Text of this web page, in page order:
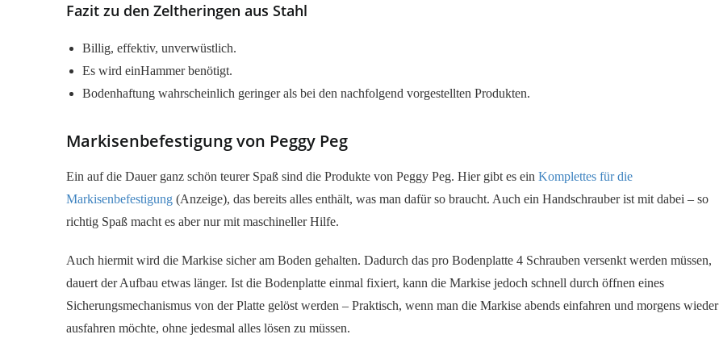
Fazit zu den Zeltheringen aus Stahl
Billig, effektiv, unverwüstlich.
Es wird einHammer benötigt.
Bodenhaftung wahrscheinlich geringer als bei den nachfolgend vorgestellten Produkten.
Markisenbefestigung von Peggy Peg
Ein auf die Dauer ganz schön teurer Spaß sind die Produkte von Peggy Peg. Hier gibt es ein Komplettes für die
Markisenbefestigung (Anzeige), das bereits alles enthält, was man dafür so braucht. Auch ein Handschrauber ist mit dabei – so
richtig Spaß macht es aber nur mit maschineller Hilfe.
Auch hiermit wird die Markise sicher am Boden gehalten. Dadurch das pro Bodenplatte 4 Schrauben versenkt werden müssen,
dauert der Aufbau etwas länger. Ist die Bodenplatte einmal fixiert, kann die Markise jedoch schnell durch öffnen eines
Sicherungsmechanismus von der Platte gelöst werden – Praktisch, wenn man die Markise abends einfahren und morgens wieder
ausfahren möchte, ohne jedesmal alles lösen zu müssen.